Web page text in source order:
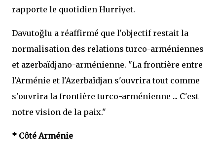
rapporte le quotidien Hurriyet.
Davutoğlu a réaffirmé que l'objectif restait la
normalisation des relations turco-arméniennes
et azerbaïdjano-arménienne. "La frontière entre
l'Arménie et l'Azerbaïdjan s'ouvrira tout comme
s'ouvrira la frontière turco-arménienne ... C'est
notre vision de la paix."
* Côté Arménie